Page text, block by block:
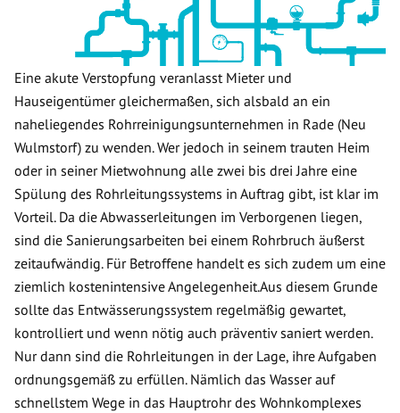
Eine akute Verstopfung veranlasst Mieter und
Hauseigentümer gleichermaßen, sich alsbald an ein
naheliegendes Rohrreinigungsunternehmen in Rade (Neu
Wulmstorf) zu wenden. Wer jedoch in seinem trauten Heim
oder in seiner Mietwohnung alle zwei bis drei Jahre eine
Spülung des Rohrleitungssystems in Auftrag gibt, ist klar im
Vorteil. Da die Abwasserleitungen im Verborgenen liegen,
sind die Sanierungsarbeiten bei einem Rohrbruch äußerst
zeitaufwändig. Für Betroffene handelt es sich zudem um eine
ziemlich kostenintensive Angelegenheit.Aus diesem Grunde
sollte das Entwässerungssystem regelmäßig gewartet,
kontrolliert und wenn nötig auch präventiv saniert werden.
Nur dann sind die Rohrleitungen in der Lage, ihre Aufgaben
ordnungsgemäß zu erfüllen. Nämlich das Wasser auf
schnellstem Wege in das Hauptrohr des Wohnkomplexes